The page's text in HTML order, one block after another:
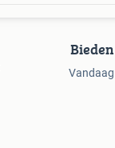
Bieden
Vandaag